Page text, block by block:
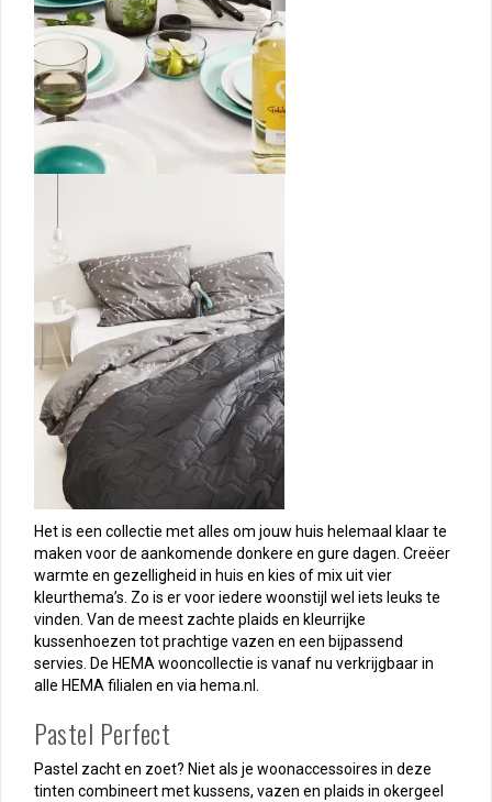
Het is een collectie met alles om jouw huis helemaal klaar te
maken voor de aankomende donkere en gure dagen. Creëer
warmte en gezelligheid in huis en kies of mix uit vier
kleurthema’s. Zo is er voor iedere woonstijl wel iets leuks te
vinden. Van de meest zachte plaids en kleurrijke
kussenhoezen tot prachtige vazen en een bijpassend
servies. De HEMA wooncollectie is vanaf nu verkrijgbaar in
alle HEMA filialen en via hema.nl.
Pastel Perfect
Pastel zacht en zoet? Niet als je woonaccessoires in deze
tinten combineert met kussens, vazen en plaids in okergeel